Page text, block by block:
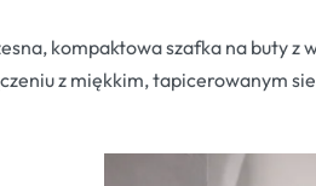
kompaktowa szafka na buty
z miękkim, tapicerowanym